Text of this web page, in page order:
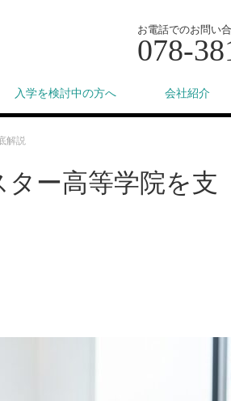
お電話でのお問い
078-
入学を検討中の方へ 会社紹介
解説
ー高等学院を支